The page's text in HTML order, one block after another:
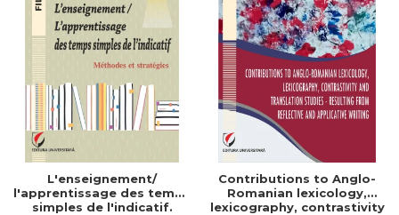
L'enseignement/
l'apprentissage des temps
simples de l'indicatif.
Contributions to Anglo-
Romanian lexicology,
lexicography, contrastivity